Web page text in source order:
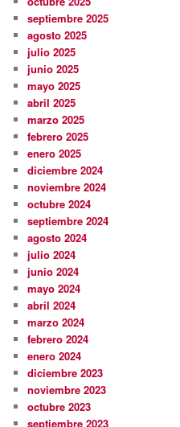
septiembre 2025
agosto 2025
julio 2025
junio 2025
mayo 2025
abril 2025
marzo 2025
febrero 2025
enero 2025
diciembre 2024
noviembre 2024
octubre 2024
septiembre 2024
agosto 2024
julio 2024
junio 2024
mayo 2024
abril 2024
marzo 2024
febrero 2024
enero 2024
diciembre 2023
noviembre 2023
octubre 2023
septiembre 2023